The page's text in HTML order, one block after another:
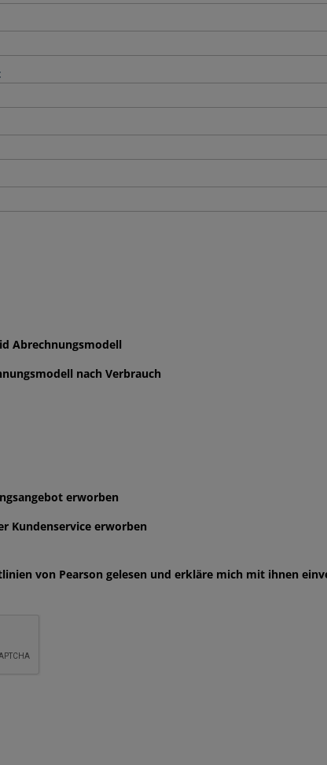
Abrechnungsmodell
nach Verbrauch
erworben
Kundenservice erworben
von Pearson gelesen und erkläre mich mit ihnen